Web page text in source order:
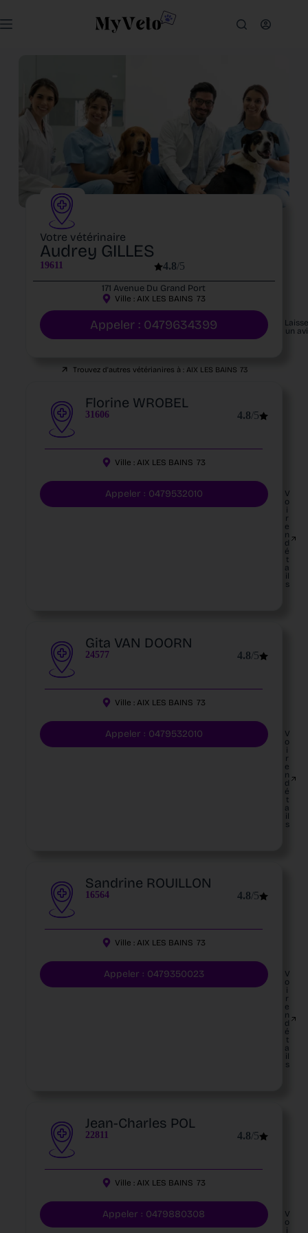
Votre vétérinaire
Audrey GILLES
19611 4.8/5
171 Avenue Du Grand Port
Ville :AIX LES BAINS 73
Appeler : 0479634399
un
Trouvez d'autres vétérianires à : AIX LES BAINS 73
Florine WROBEL
31606 4.8/5
Ville :AIX LES BAINS 73
Appeler : 0479532010
V
o
i
r
e
n
d
é
t
a
il
s
Gita VAN DOORN
24577 4.8/5
Ville :AIX LES BAINS 73
Appeler : 0479532010
V
o
i
r
e
n
d
é
t
a
il
s
Sandrine ROUILLON
16564 4.8/5
Ville :AIX LES BAINS 73
Appeler : 0479350023
V
o
i
r
e
n
d
é
t
a
il
s
Jean-Charles POL
22811 4.8/5
Ville :AIX LES BAINS 73
Appeler : 0479880308
V
o
i